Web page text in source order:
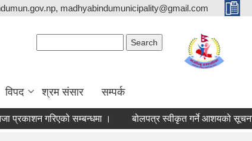
madhyabindumunicipality@gmail.com
विपद श्रम संसार सम्पर्क
गरिएको सम्बन्धमा । बोलपत्र स्वीकृत गर्ने आशयको सूचना